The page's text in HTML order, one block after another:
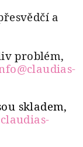
a
problém,
skladem,